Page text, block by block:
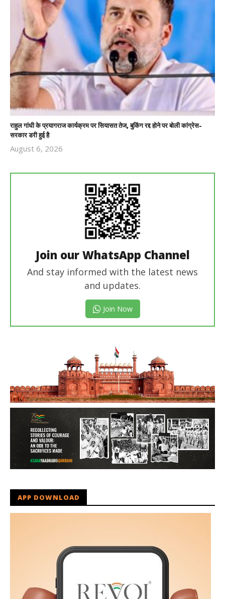
राहुल गांधी के प्रयागराज कार्यक्रम पर सियासत तेज, बुकिंग रद्द होने पर बोली कांग्रेस-
सरकार डरी हुई है
August 6, 2026
Join our WhatsApp Channel
And stay informed with the latest news
and updates.
Join Now
APP DOWNLOAD